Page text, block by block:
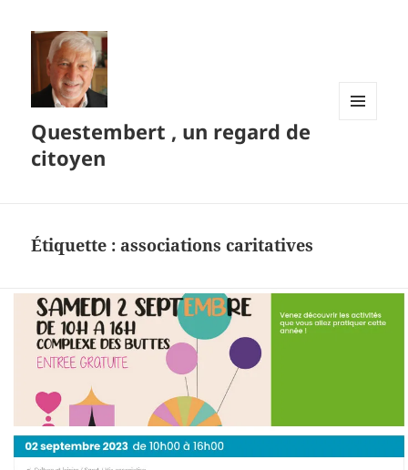
Questembert , un regard de
citoyen
Étiquette : associations caritatives